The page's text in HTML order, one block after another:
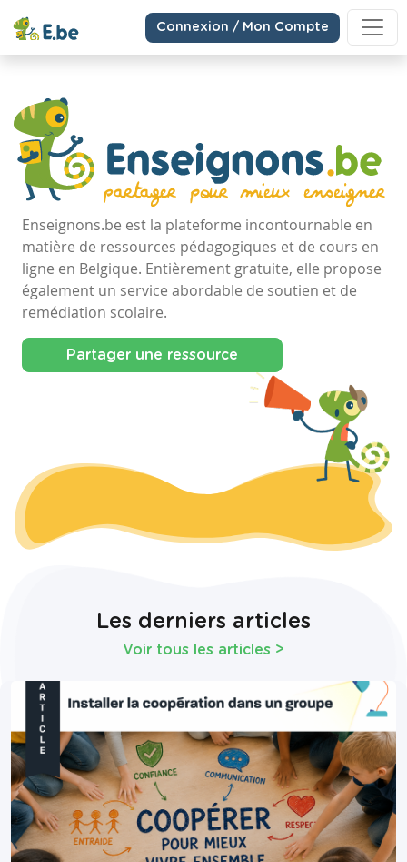
Connexion / Mon Compte
Enseignons.be est la plateforme incontournable en
matière de ressources pédagogiques et de cours en
ligne en Belgique. Entièrement gratuite, elle propose
également un service abordable de soutien et de
remédiation scolaire.
Partager une ressource
Les derniers articles
Voir tous les articles >